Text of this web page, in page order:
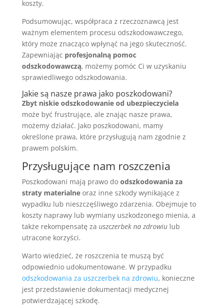
koszty.
Podsumowując, współpraca z rzeczoznawcą jest
ważnym elementem procesu odszkodowawczego,
który może znacząco wpłynąć na jego skuteczność.
Zapewniając profesjonalną pomoc
odszkodowawczą, możemy pomóc Ci w uzyskaniu
sprawiedliwego odszkodowania.
Jakie są nasze prawa jako poszkodowani?
Zbyt niskie odszkodowanie od ubezpieczyciela
może być frustrujące, ale znając nasze prawa,
możemy działać. Jako poszkodowani, mamy
określone prawa, które przysługują nam zgodnie z
prawem polskim.
Przysługujące nam roszczenia
Poszkodowani mają prawo do odszkodowania za
straty materialneoraz inne szkody wynikające z
wypadku lub nieszczęśliwego zdarzenia. Obejmuje to
koszty naprawy lub wymiany uszkodzonego mienia, a
także rekompensatę za uszczerbek na zdrowiulub
utracone korzyści.
Warto wiedzieć, że roszczenia te muszą być
odpowiednio udokumentowane. W przypadku
odszkodowania za uszczerbek na zdrowiu, konieczne
jest przedstawienie dokumentacji medycznej
potwierdzającej szkodę.